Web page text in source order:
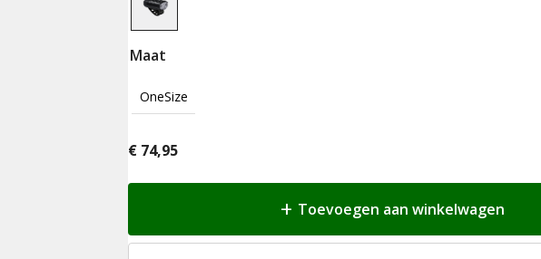
Maat
OneSize
€ 74,95
Toevoegen aan winkelwagen